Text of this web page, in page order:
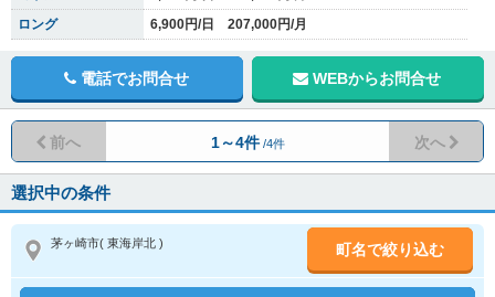
ロング
6,900円/日 207,000円/月
電話でお問合せ WEBからお問合せ
前へ 次へ
1～4件 /4件
選択中の条件
茅ヶ崎市( 東海岸北 ) 町名で絞り込む